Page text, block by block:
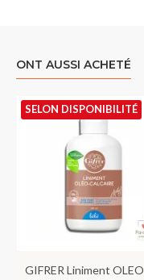
ONT AUSSI ACHETÉ
SELON DISPONIBILITÉ
GIFRER Liniment OLEO